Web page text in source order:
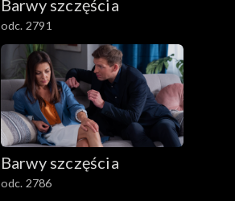
Barwy szczęścia
odc. 2791
Barwy szczęścia
odc. 2786